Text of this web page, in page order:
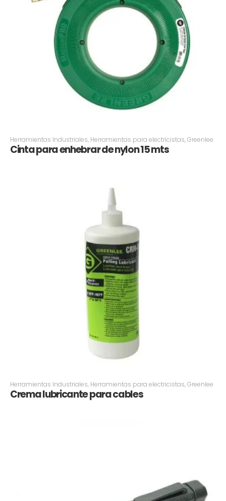
Herramientas Industriales, Herramientas para electricistas,Greenlee
Cinta para enhebrar de nylon 15 mts
Herramientas Industriales, Herramientas para electricistas,Greenlee
Crema lubricante para cables